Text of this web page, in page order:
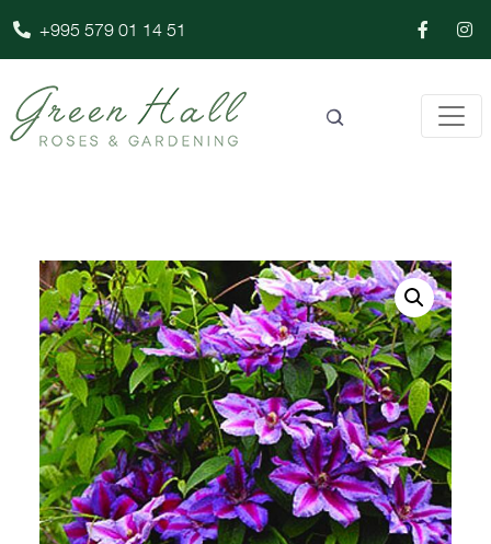
+995 579 01 14 51